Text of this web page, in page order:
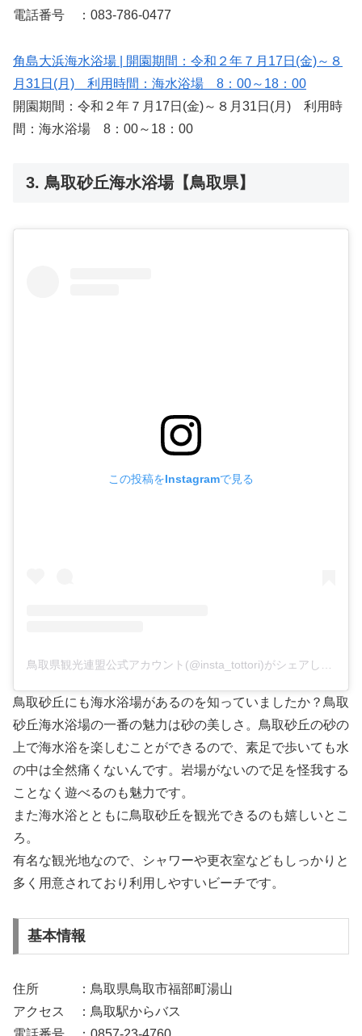
電話番号 ：083-786-0477
角島大浜海水浴場 | 開園期間：令和２年７月17日(金)～８
月31日(月) 利用時間：海水浴場 8：00～18：00
開園期間：令和２年７月17日(金)～８月31日(月) 利用時
間：海水浴場 8：00～18：00
3. 鳥取砂丘海水浴場【鳥取県】
この投稿をInstagramで見る
鳥取砂丘にも海水浴場があるのを知っていましたか？鳥取
砂丘海水浴場の一番の魅力は砂の美しさ。鳥取砂丘の砂の
上で海水浴を楽しむことができるので、素足で歩いても水
の中は全然痛くないんです。岩場がないので足を怪我する
ことなく遊べるのも魅力です。
また海水浴とともに鳥取砂丘を観光できるのも嬉しいとこ
ろ。
有名な観光地なので、シャワーや更衣室などもしっかりと
多く用意されており利用しやすいビーチです。
基本情報
住所 ：鳥取県鳥取市福部町湯山
アクセス ：鳥取駅からバス